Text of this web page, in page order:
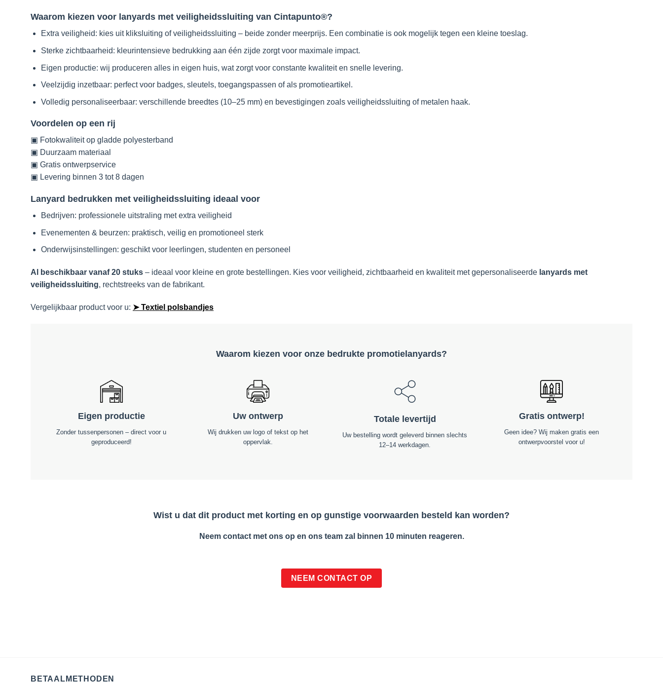
de
de
de
Waarom kiezen voor lanyards met veiligheidssluiting van Cintapunto®?
Extra veiligheid: kies uit kliksluiting of veiligheidssluiting – beide zonder meerprijs. Een combinatie is ook mogelijk tegen een kleine toeslag.
Sterke zichtbaarheid: kleurintensieve bedrukking aan één zijde zorgt voor maximale impact.
Eigen productie: wij produceren alles in eigen huis, wat zorgt voor constante kwaliteit en snelle levering.
Veelzijdig inzetbaar: perfect voor badges, sleutels, toegangspassen of als promotieartikel.
Volledig personaliseerbaar: verschillende breedtes (10–25 mm) en bevestigingen zoals veiligheidssluiting of metalen haak.
Voordelen op een rij
▣ Fotokwaliteit op gladde polyesterband
▣ Duurzaam materiaal
▣ Gratis ontwerpservice
▣ Levering binnen 3 tot 8 dagen
Lanyard bedrukken met veiligheidssluiting ideaal voor
Bedrijven: professionele uitstraling met extra veiligheid
Evenementen & beurzen: praktisch, veilig en promotioneel sterk
Onderwijsinstellingen: geschikt voor leerlingen, studenten en personeel
Al beschikbaar vanaf 20 stuks – ideaal voor kleine en grote bestellingen. Kies voor veiligheid, zichtbaarheid en kwaliteit met gepersonaliseerde lanyards met
veiligheidssluiting, rechtstreeks van de fabrikant.
Vergelijkbaar product voor u: ➤ Textiel polsbandjes
Waarom kiezen voor onze bedrukte promotielanyards?
Eigen productie
Zonder tussenpersonen – direct voor u
geproduceerd!
Uw ontwerp
Wij drukken uw logo of tekst op het
oppervlak.
Totale levertijd
Uw bestelling wordt geleverd binnen slechts
12–14 werkdagen.
Gratis ontwerp!
Geen idee? Wij maken gratis een
ontwerpvoorstel voor u!
Wist u dat dit product met korting en op gunstige voorwaarden besteld kan worden?
Neem contact met ons op en ons team zal binnen 10 minuten reageren.
NEEM CONTACT OP
BETAALMETHODEN